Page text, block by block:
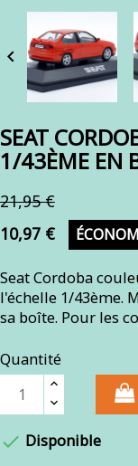

SEAT
1/43ÈME EN
21,95 €
10,97 €
Seat Cordoba
l'échelle 1/43ème.
sa boîte. Pour les
Quantité
 Disponible